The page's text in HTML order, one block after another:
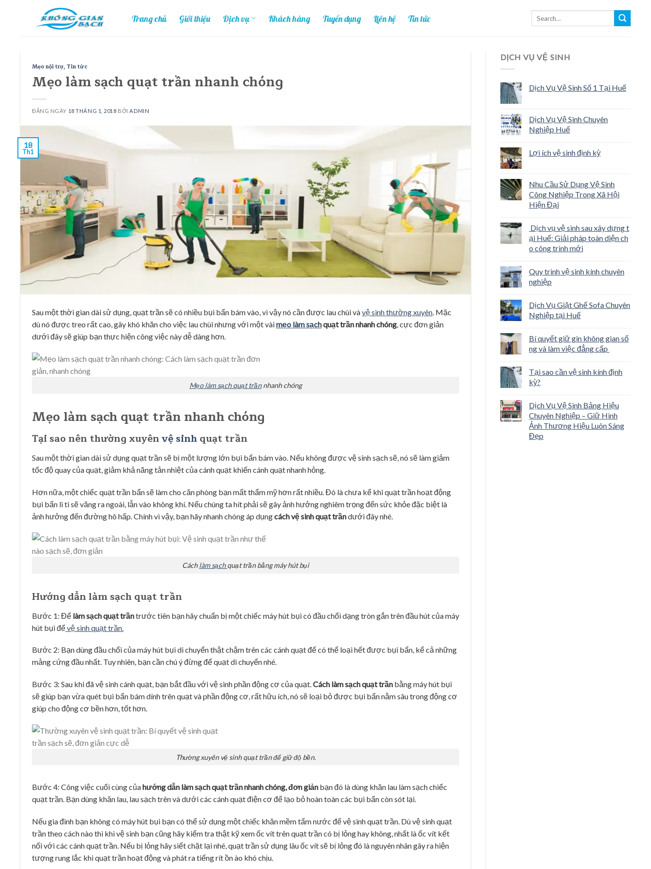
Trang chủ Giới thiệu Dịch vụ Khách hàng Tuyển dụng Liên hệ Tin tức
Mẹo nội trợ, Tin tức
Mẹo làm sạch quạt trần nhanh chóng
ĐĂNG NGÀY 18 THÁNG 1, 2018 BỞI ADMIN
18
Th1
Sau một thời gian dài sử dụng, quạt trần sẽ có nhiều bụi bẩn bám vào, vì vậy nó cần được lau chùi vàvệ sinh thường xuyên. Mặc
dù nó được treo rất cao, gây khó khăn cho việc lau chùi nhưng với một vàimẹo làm sạchquạt trầnnhanh chóng, cực đơn giản
dưới đây sẽ giúp bạn thực hiện công việc này dễ dàng hơn.
Mẹo làm sạch quạt trầnnhanh chóng
Mẹo làm sạch quạt trần nhanh chóng
Tại sao nên thường xuyênvệ sinhquạt trần
Sau một thời gian dài sử dụng quạt trần sẽ bị một lượng lớn bụi bẩn bám vào. Nếu không được vệ sinh sạch sẽ, nó sẽ làm giảm
tốc độ quay của quạt, giảm khả năng tản nhiệt của cánh quạt khiến cánh quạt nhanh hỏng.
Hơn nữa, một chiếc quạt trần bẩn sẽ làm cho căn phòng bạn mất thẩm mỹ hơn rất nhiều. Đó là chưa kể khi quạt trần hoạt động
bụi bẩn li ti sẽ văng ra ngoài, lẫn vào không khí. Nếu chúng ta hít phải sẽ gây ảnh hưởng nghiêm trọng đến sức khỏe đặc biệt là
ảnh hưởng đến đường hô hấp. Chính vì vậy, bạn hãy nhanh chóng áp dụngcách vệ sinh quạt trầndưới đây nhé.
Cáchlàm sạchquạt trần bằng máy hút bụi
Hướng dẫn làm sạch quạt trần
Bước 1: Để làm sạch quạt trầntrước tiên bạn hãy chuẩn bị một chiếc máy hút bụi có đầu chổi dạng tròn gắn trên đầu hút của máy
hút bụi đểvệ sinh quạt trần.
Bước 2: Bạn dùng đầu chổi của máy hút bụi di chuyển thật chậm trên các cánh quạt để có thể loại hết được bụi bẩn, kể cả những
mảng cứng đầu nhất. Tuy nhiên, bạn cần chú ý đừng để quạt di chuyển nhé.
Bước 3: Sau khi đã vệ sinh cánh quạt, bạn bắt đầu với vệ sinh phần động cơ của quạt.Cách làm sạch quạt trần bằng máy hút bụi
sẽ giúp bạn vừa quét bụi bẩn bám dính trên quạt và phần động cơ, rất hữu ích, nó sẽ loại bỏ được bụi bẩn nằm sâu trong động cơ
giúp cho động cơ bền hơn, tốt hơn.
Thường xuyên vệ sinh quạt trần để giữ độ bền.
Bước 4: Công việc cuối cùng củahướng dẫn làm sạch quạt trần nhanh chóng, đơn giản bạn đó là dùng khăn lau làm sạch chiếc
quạt trần. Bạn dùng khăn lau, lau sạch trên và dưới các cánh quạt điện cơ để lạo bỏ hoàn toàn các bụi bẩn còn sót lại.
Nếu gia đình bạn không có máy hút bụi bạn có thể sử dụng một chiếc khăn mềm tẩm nước để vệ sinh quạt trần. Dù vệ sinh quạt
trần theo cách nào thì khi vệ sinh bạn cũng hãy kiểm tra thật kỹ xem ốc vít trên quạt trần có bị lỏng hay không, nhất là ốc vít kết
nối với các cánh quạt trần. Nếu bị lỏng hãy siết chặt lại nhé, quạt trần sử dụng lâu ốc vít sẽ bị lỏng đó là nguyên nhân gây ra hiện
tượng rung lắc khi quạt trần hoạt động và phát ra tiếng rít ồn ào khó chịu.
DỊCH VỤ VỆ SINH
Dịch Vụ Vệ Sinh Số 1 Tại Huế
Dịch Vụ Vệ Sinh Chuyên
Nghiệp Huế
Lợi ích vệ sinh định kỳ
Nhu Cầu Sử Dụng Vệ Sinh
Công Nghiệp Trong Xã Hội
Hiện Đại
Dịch vụ vệ sinh sau xây dựng t
ại Huế: Giải pháp toàn diện ch
o công trình mới
Quy trình vệ sinh kính chuyên
nghiệp
Dịch Vụ Giặt Ghế Sofa Chuyên
Nghiệp tại Huế
Bí quyết giữ gìn không gian số
ng và làm việc đẳng cấp
Tại sao cần vệ sinh kính định
kỳ?
Dịch Vụ Vệ Sinh Bảng Hiệu
Chuyên Nghiệp – Giữ Hình
Ảnh Thương Hiệu Luôn Sáng
Đẹp